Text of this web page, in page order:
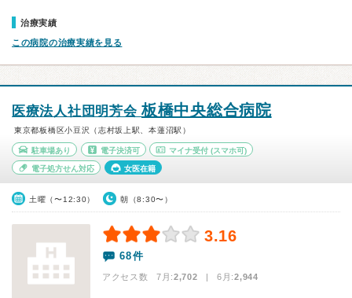
治療実績
この病院の治療実績を見る
医療法人社団明芳会板橋中央総合病院
東京都板橋区小豆沢（志村坂上駅、本蓮沼駅）
駐車場あり 電子決済可 マイナ受付 (スマホ可)
電子処方せん対応 女医在籍
土曜（〜12:30） 朝（8:30〜）
3.16
68件
アクセス数 7月:2,702 | 6月:2,944